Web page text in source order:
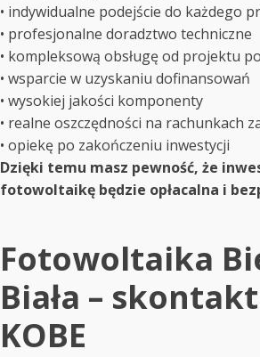
• indywidualne podejście do każdego
• profesjonalne doradztwo techniczne
• kompleksową obsługę od projektu
• wsparcie w uzyskaniu dofinansowań
• wysokiej jakości komponenty
• realne oszczędności na rachunkach
• opiekę po zakończeniu inwestycji
Dzięki temu masz pewność, że
fotowoltaikę będzie opłacalna i
Fotowoltaika
Biała –
KOBE